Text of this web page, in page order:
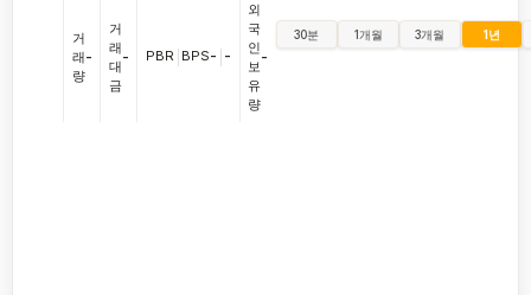
거
래
량
-
거
래
대
금
- PBR BPS- -
외
국
인
보
유
량
-
30분 1개월 3개월 1년